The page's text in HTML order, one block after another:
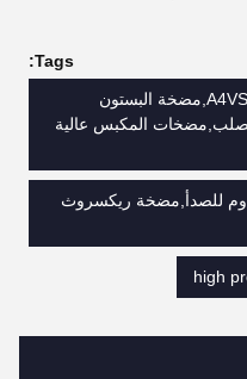
Tags:
مضخة هيدروليكية A4VSO125 Rexroth,مضخة البستون
الصلب,مضخات المكبس عالية
للصدأ,مضخة ريكسروث
high